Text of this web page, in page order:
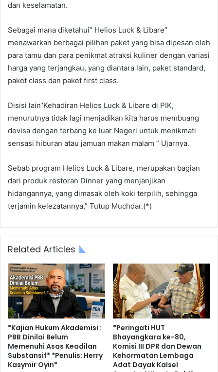
dan keselamatan.
Sebagai mana diketahui” Helios Luck & Libare”
menawarkan berbagai pilihan paket yang bisa dipesan oleh
para tamu dan para penikmat atraksi kuliner dengan variasi
harga yang terjangkau, yang diantara lain, paket standard,
paket class dan paket first class.
Disisi lain“Kehadiran Helios Luck & Libare di PIK,
menurutnya tidak lagi menjadikan kita harus membuang
devisa dengan terbang ke luar Negeri untuk menikmati
sensasi hiburan atau jamuan makan malam ” Ujarnya.
Sebab program Helios Luck & Libare, merupakan bagian
dari produk restoran Dinner yang menjanjikan
hidangannya, yang dimasak oleh koki terpilih, sehingga
terjamin kelezatannya,” Tutup Muchdar.(*)
Related Articles
*Kajian Hukum Akademisi :
PBB Dinilai Belum
Memenuhi Asas Keadilan
Substansif* *Penulis: Herry
Kasymir Oyin*
*Peringati HUT
Bhayangkara ke-80,
Komisi III DPR dan Dewan
Kehormatan Lembaga
Adat Dayak Kalsel